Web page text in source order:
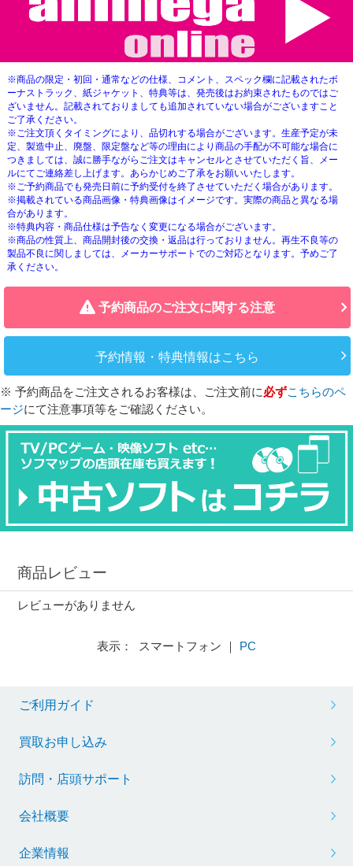
※商品の限定・初回・通常などの仕様、コメント、スペック欄に記載されたボ
ーナストラック、紙ジャケット、特典等は、発売後はお約束されたものではご
ざいません。記載されておりましても追加されていない場合がございますこと
ご了承ください。
※ご注文頂くタイミングにより、品切れする場合がございます。生産予定が未
定、製造中止、廃盤、限定盤など等の理由により商品の手配が不可能な場合に
つきましては、誠に勝手ながらご注文はキャンセルとさせていただく旨、メー
ルにてご連絡差し上げます。あらかじめご了承をお願いいたします。
※ご予約商品でも発売日前に予約受付を終了させていただく場合があります。
※掲載されている商品画像・特典画像はイメージです。実際の商品と異なる場
合があります。
※特典内容・商品仕様は予告なく変更になる場合がございます。
※商品の性質上、商品開封後の交換・返品は行っておりません。再生不良等の
製品不良に関しましては、メーカーサポートでのご対応となります。予めご了
承ください。
予約商品のご注文に関する注意
予約情報・特典情報はこちら
※ 予約商品をご注文されるお客様は、ご注文前に必ずこちらのペ
ージにて注意事項等をご確認ください。
商品レビュー
レビューがありません
表示： スマートフォン ｜ PC
ご利用ガイド
買取お申し込み
訪問・店頭サポート
会社概要
企業情報